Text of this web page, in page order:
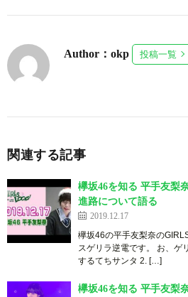
Author：okp 投稿一覧
関連する記事
欅坂46を知る 平手友梨
進路について語る
2019.12.17
欅坂46の平手友梨奈の
スゲリラ逆電です。 お、ゲ
するてちサンタ 2. […]
欅坂46を知る 平手友梨